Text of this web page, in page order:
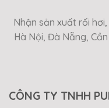
Nhận sản xuất rối hơi,
Hà Nội, Đà Nẵng,
CÔNG TY TNHH